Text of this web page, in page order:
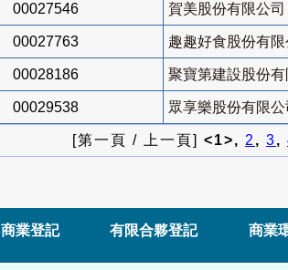
00027546 賀美股份有限公司
00027763 趣趣好食股份有限
00028186 聚寶第建設股份有
00029538 眾享樂股份有限公
[第一頁 / 上一頁] <1>, 2, 3,
商業登記 有限合夥登記 商業